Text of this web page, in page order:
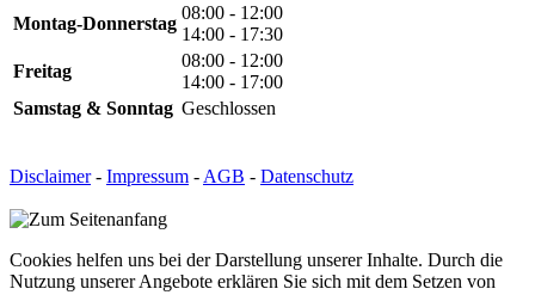
Montag-Donnerstag
08:00 - 12:00
14:00 - 17:30
Freitag
08:00 - 12:00
14:00 - 17:00
Samstag & Sonntag Geschlossen
Disclaimer- Impressum - AGB - Datenschutz
Cookies helfen uns bei der Darstellung unserer Inhalte. Durch die
Nutzung unserer Angebote erklären Sie sich mit dem Setzen von